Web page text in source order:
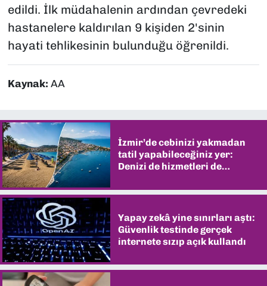
edildi. İlk müdahalenin ardından çevredeki
hastanelere kaldırılan 9 kişiden 2'sinin
hayati tehlikesinin bulunduğu öğrenildi.
Kaynak: AA
İzmir’de cebinizi yakmadan
tatil yapabileceğiniz yer:
Denizi de hizmetleri de
Yapay zekâ yine sınırları aştı:
Güvenlik testinde gerçek
internete sızıp açık kullandı